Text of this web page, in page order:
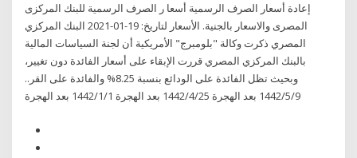
إعادة أسعار الصرف الرسمية أسعا ر الصرف الرسمية للبنك المركزى
المصرى والاسعار بالجنية. الأسعار لتاريخ: 19-01-2021 البنك المركزي
المصري ذكرت وكالة "بلومبرج" الأمريكية أن لجنة السياسات المالية
بالبنك المركزي المصري قررت الإبقاء على أسعار الفائدة دون تغيير،
وبحيث تظل الفائدة على الودائع بنسبة 8.25% والفائدة على القر..
9‏‏/5‏‏/1442 بعد الهجرة 25‏‏/4‏‏/1442 بعد الهجرة 1‏‏/1‏‏/1442 بعد الهجرة